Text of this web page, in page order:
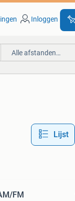
Inloggen
Alle afstanden…
Lijst
FM